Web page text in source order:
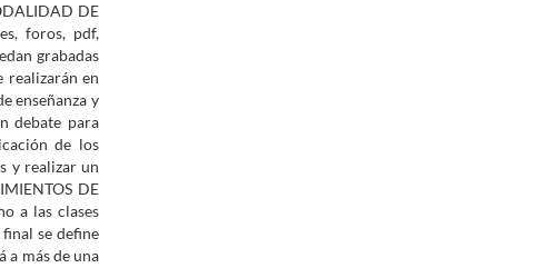
DE
foros, pdf,
grabadas
realizarán en
enseñanza y
debate para
de los
y realizar un
DE
a las clases
se define
a más de una